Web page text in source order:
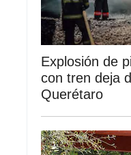
Explosión de
con tren deja
Querétaro